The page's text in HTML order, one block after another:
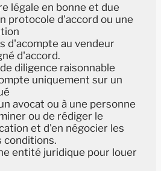
légale en bonne et due
protocole d'accord ou une
d'acompte au vendeur
d'accord.
diligence raisonnable
uniquement sur un
avocat ou à une personne
ou de rédiger le
et d'en négocier les
conditions.
entité juridique pour louer